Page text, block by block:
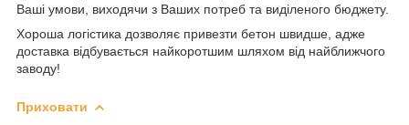
Ваші умови, виходячи з Ваших потреб та виділеного бюджету.
Хороша логістика дозволяє привезти бетон швидше, адже
доставка відбувається найкоротшим шляхом від найближчого
заводу!
Приховати